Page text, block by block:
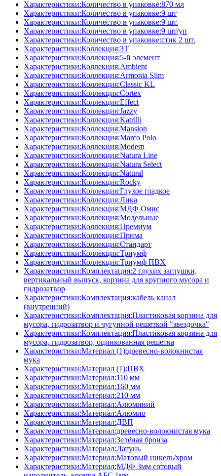
Характеристики:Количество в упаковке:870 мл
Характеристики:Количество в упаковке:9 шт
Характеристики:Количество в упаковке:9 шт.
Характеристики:Количество в упаковке:9 шт/уп
Характеристики:Количество в упаковке:стик 2 шт.
Характеристики:Коллекция:3T
Характеристики:Коллекция:5-й элемент
Характеристики:Коллекция:Ambient
Характеристики:Коллекция:Armonia Slim
Характеристики:Коллекция:Classic KL
Характеристики:Коллекция:Cortex
Характеристики:Коллекция:Effect
Характеристики:Коллекция:Jazzy
Характеристики:Коллекция:Katrilli
Характеристики:Коллекция:Mansion
Характеристики:Коллекция:Marco Polo
Характеристики:Коллекция:Modern
Характеристики:Коллекция:Natura Line
Характеристики:Коллекция:Natura Select
Характеристики:Коллекция:Natural
Характеристики:Коллекция:Rocky
Характеристики:Коллекция:Глухое гладкое
Характеристики:Коллекция:Лика
Характеристики:Коллекция:МДФ Омис
Характеристики:Коллекция:Модельные
Характеристики:Коллекция:Премиум
Характеристики:Коллекция:Прима
Характеристики:Коллекция:Стандарт
Характеристики:Коллекция:Триумф
Характеристики:Коллекция:Триумф ПВХ
Характеристики:Комплектация:2 глухих заглушки,
вертикальный выпуск, корзина для крупного мусора и
гидрозатвор
Характеристики:Комплектация:кабель канал
(внутренний)
Характеристики:Комплектация:Пластиковая корзина для
мусора, гидрозатвор и чугунной решеткой "звездочка"
Характеристики:Комплектация:Пластиковая корзина для
мусора, гидрозатвор, оцинкованная решетка
Характеристики:Материал (1):древесно-волокнистая
мука
Характеристики:Материал (1):ПВХ
Характеристики:Материал:110 мм
Характеристики:Материал:160 мм
Характеристики:Материал:210 мм
Характеристики:Материал:Алюминий
Характеристики:Материал:Алюмио
Характеристики:Материал:ДВП
Характеристики:Материал:древесно-волокнистая мука
Характеристики:Материал:Зелёная бронза
Характеристики:Материал:Латунь
Характеристики:Материал:Матовый никель/хром
Характеристики:Материал:МДФ 3мм сотовый